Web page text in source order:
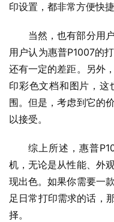
印设置，都非常方便快捷
当然，也有部分用
用户认为惠普P1007的
还有一定的差距。另外
印彩色文档和图片，这
围。但是，考虑到它的
以接受。
综上所述，惠普
机，无论是从性能、外
现出色。如果你需要一
足日常打印需求的话，
择。